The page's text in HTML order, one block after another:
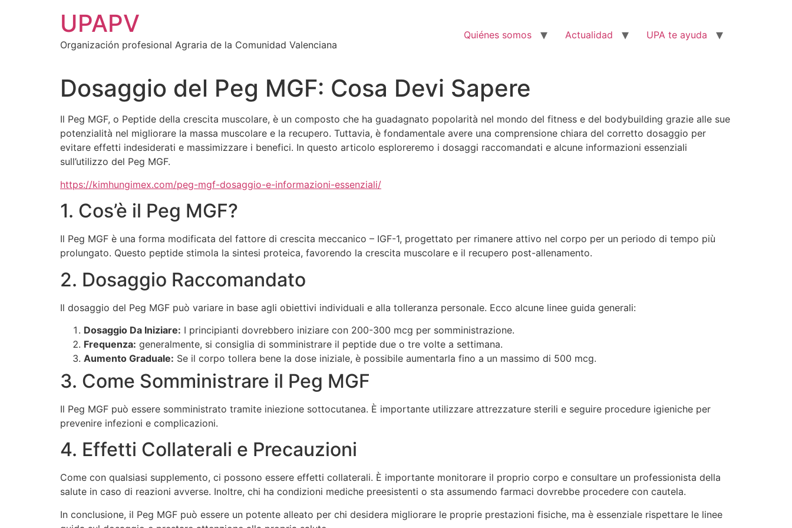
UPAPV
Organización profesional Agraria de la Comunidad Valenciana
Quiénes somos Actualidad UPA te ayuda
Dosaggio del Peg MGF: Cosa Devi Sapere
Il Peg MGF, o Peptide della crescita muscolare, è un composto che ha guadagnato popolarità nel mondo del fitness e del bodybuilding grazie alle sue
potenzialità nel migliorare la massa muscolare e la recupero. Tuttavia, è fondamentale avere una comprensione chiara del corretto dosaggio per
evitare effetti indesiderati e massimizzare i benefici. In questo articolo esploreremo i dosaggi raccomandati e alcune informazioni essenziali
sull’utilizzo del Peg MGF.
https://kimhungimex.com/peg-mgf-dosaggio-e-informazioni-essenziali/
1. Cos’è il Peg MGF?
Il Peg MGF è una forma modificata del fattore di crescita meccanico – IGF-1, progettato per rimanere attivo nel corpo per un periodo di tempo più
prolungato. Questo peptide stimola la sintesi proteica, favorendo la crescita muscolare e il recupero post-allenamento.
2. Dosaggio Raccomandato
Il dosaggio del Peg MGF può variare in base agli obiettivi individuali e alla tolleranza personale. Ecco alcune linee guida generali:
Dosaggio Da Iniziare: I principianti dovrebbero iniziare con 200-300 mcg per somministrazione.
Frequenza: generalmente, si consiglia di somministrare il peptide due o tre volte a settimana.
Aumento Graduale: Se il corpo tollera bene la dose iniziale, è possibile aumentarla fino a un massimo di 500 mcg.
3. Come Somministrare il Peg MGF
Il Peg MGF può essere somministrato tramite iniezione sottocutanea. È importante utilizzare attrezzature sterili e seguire procedure igieniche per
prevenire infezioni e complicazioni.
4. Effetti Collaterali e Precauzioni
Come con qualsiasi supplemento, ci possono essere effetti collaterali. È importante monitorare il proprio corpo e consultare un professionista della
salute in caso di reazioni avverse. Inoltre, chi ha condizioni mediche preesistenti o sta assumendo farmaci dovrebbe procedere con cautela.
In conclusione, il Peg MGF può essere un potente alleato per chi desidera migliorare le proprie prestazioni fisiche, ma è essenziale rispettare le linee